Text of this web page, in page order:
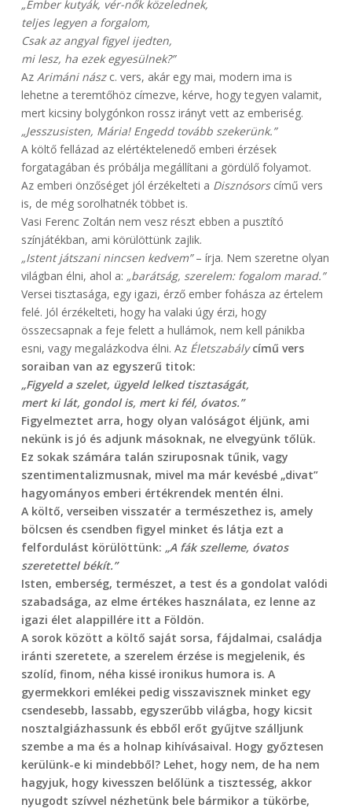
„Ember kutyák, vér-nők közelednek,
teljes legyen a forgalom,
Csak az angyal figyel ijedten,
mi lesz, ha ezek egyesülnek?”
Az Arimáni nászc. vers, akár egy mai, modern ima is
lehetne a teremtőhöz címezve, kérve, hogy tegyen valamit,
mert kicsiny bolygónkon rossz irányt vett az emberiség.
„Jesszusisten, Mária! Engedd tovább szekerünk.”
A költő fellázad az elértéktelenedő emberi érzések
forgatagában és próbálja megállítani a gördülő folyamot.
Az emberi önzőséget jól érzékelteti a Disznósorscímű vers
is, de még sorolhatnék többet is.
Vasi Ferenc Zoltán nem vesz részt ebben a pusztító
színjátékban, ami körülöttünk zajlik.
„Istent játszani nincsen kedvem”– írja. Nem szeretne olyan
világban élni, ahol a: „barátság, szerelem: fogalom marad.”
Versei tisztasága, egy igazi, érző ember fohásza az értelem
felé. Jól érzékelteti, hogy ha valaki úgy érzi, hogy
összecsapnak a feje felett a hullámok, nem kell pánikba
esni, vagy megalázkodva élni. Az Életszabálycímű vers
soraiban van az egyszerű titok:
„Figyeld a szelet, ügyeld lelked tisztaságát,
mert ki lát, gondol is, mert ki fél, óvatos.”
Figyelmeztet arra, hogy olyan valóságot éljünk, ami
nekünk is jó és adjunk másoknak, ne elvegyünk tőlük.
Ez sokak számára talán sziruposnak tűnik, vagy
szentimentalizmusnak, mivel ma már kevésbé „divat”
hagyományos emberi értékrendek mentén élni.
A költő, verseiben visszatér a természethez is, amely
bölcsen és csendben figyel minket és látja ezt a
felfordulást körülöttünk: „A fák szelleme, óvatos
szeretettel békít.”
Isten, emberség, természet, a test és a gondolat valódi
szabadsága, az elme értékes használata, ez lenne az
igazi élet alappillére itt a Földön.
A sorok között a költő saját sorsa, fájdalmai, családja
iránti szeretete, a szerelem érzése is megjelenik, és
szolíd, finom, néha kissé ironikus humora is. A
gyermekkori emlékei pedig visszavisznek minket egy
csendesebb, lassabb, egyszerűbb világba, hogy kicsit
nosztalgiázhassunk és ebből erőt gyűjtve szálljunk
szembe a ma és a holnap kihívásaival. Hogy győztesen
kerülünk-e ki mindebből? Lehet, hogy nem, de ha nem
hagyjuk, hogy kivesszen belőlünk a tisztesség, akkor
nyugodt szívvel nézhetünk bele bármikor a tükörbe,